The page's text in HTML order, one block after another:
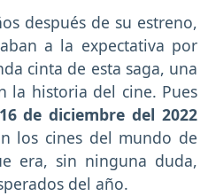
después de su estreno,
a la expectativa por
cinta de esta saga, una
la historia del cine. Pues
16 de diciembre del 2022
los cines del mundo de
era, sin ninguna duda,
del año.